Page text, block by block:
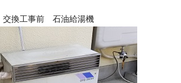
交換工事前 石油給湯機